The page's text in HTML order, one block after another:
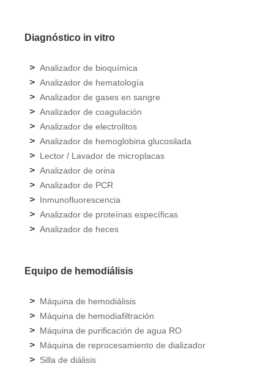
Diagnóstico in vitro
> Analizador de bioquímica
> Analizador de hematología
> Analizador de gases en sangre
> Analizador de coagulación
> Analizador de electrolitos
> Analizador de hemoglobina glucosilada
> Lector / Lavador de microplacas
> Analizador de orina
> Analizador de PCR
> Inmunofluorescencia
> Analizador de proteínas específicas
> Analizador de heces
Equipo de hemodiálisis
> Máquina de hemodiálisis
> Máquina de hemodiafiltración
> Máquina de purificación de agua RO
> Máquina de reprocesamiento de dializador
> Silla de diálisis